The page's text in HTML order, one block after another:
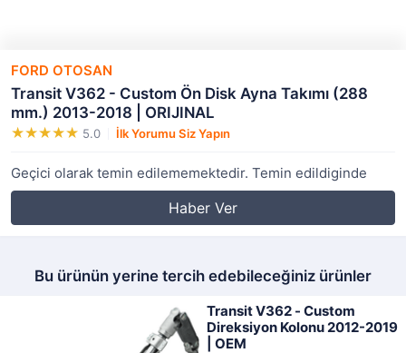
FORD OTOSAN
Transit V362 - Custom Ön Disk Ayna Takımı (288
mm.) 2013-2018 | ORIJINAL
5.0 İlk Yorumu Siz Yapın
Geçici olarak temin edilememektedir. Temin edildiginde
Haber Ver
Bu ürünün yerine tercih edebileceğiniz ürünler
Transit V362 - Custom
Direksiyon Kolonu 2012-2019
| OEM